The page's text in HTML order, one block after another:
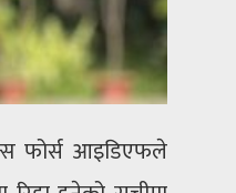
फोर्स आइडिएफले